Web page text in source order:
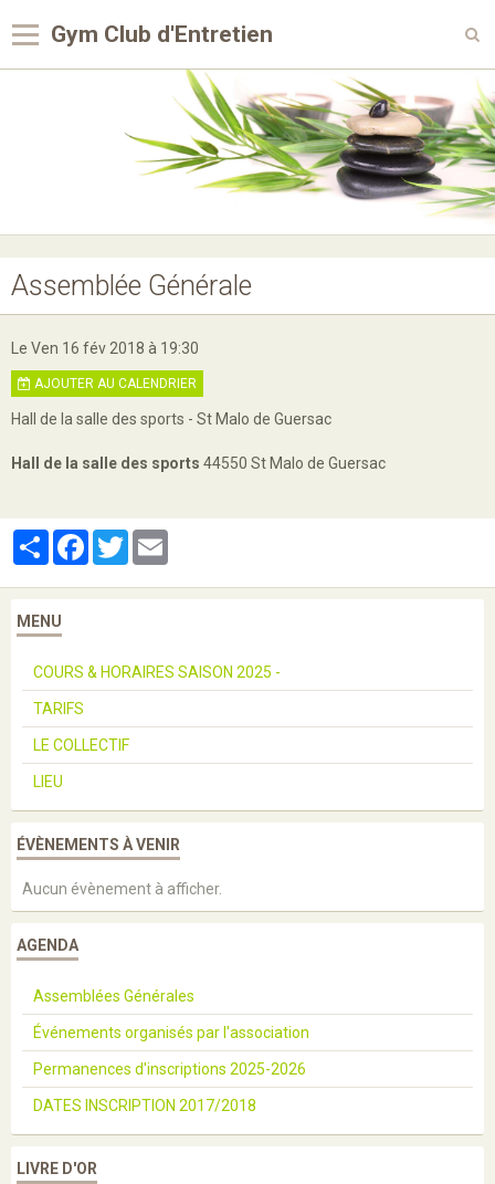
Gym Club d'Entretien
Blog
Agenda
Livre d'or
Assemblée Générale
Le Ven 16 fév 2018 à 19:30
AJOUTER AU CALENDRIER
Hall de la salle des sports - St Malo de Guersac
Hall de la salle des sports 44550 St Malo de Guersac
PartagerFacebook
Twitter
MENU
COURS & HORAIRES SAISON 2025 -
TARIFS
LE COLLECTIF
LIEU
ÉVÈNEMENTS À VENIR
Aucun évènement à afficher.
AGENDA
Assemblées Générales
Événements organisés par l'association
Permanences d'inscriptions 2025-2026
DATES INSCRIPTION 2017/2018
LIVRE D'OR